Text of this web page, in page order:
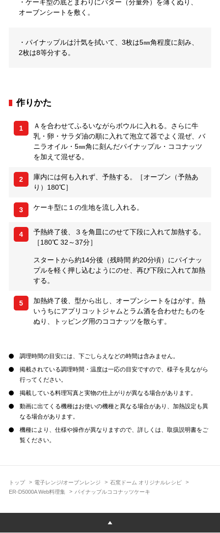
トップ 電子レンジ/オーブンレンジ
石窯ドーム オリジナルレシピ
ER-D5000A Web料理集
パイナップルココナッツケーキ
・ケーキ型の底とまわりにバター（分量外）を薄くぬり、
オーブンシートを敷く。
・パイナップルは汁気を拭いて、3枚は5㎜角程度に刻み、
2枚は8等分する。
作りかた
1
Ａを合わせてふるいながらボウルに入れる。さらに牛
乳・卵・サラダ油の順に入れて泡立て器でよく混ぜ、バ
ニラオイル・5㎜角に刻んだパイナップル・ココナッツ
を加えて混ぜる。
2
庫内には何も入れず、予熱する。［オーブン（予熱あ
り）180℃］
3 ケーキ型に１の生地を流し入れる。
4
予熱終了後、３を角皿にのせて下段に入れて加熱する。
［180℃ 32～37分］
スタートから約14分後（残時間 約20分頃）にパイナッ
プルを軽く押し込むようにのせ、再び下段に入れて加熱
する。
5
加熱終了後、型から出し、オーブンシートをはがす。熱
いうちにアプリコットジャムとラム酒を合わせたものを
ぬり、トッピング用のココナッツを散らす。
調理時間の目安には、下ごしらえなどの時間は含みません。
掲載されている調理時間・温度は一応の目安ですので、様子を見ながら
行ってください。
掲載している料理写真と実物の仕上がりが異なる場合があります。
動画に出てくる機種はお使いの機種と異なる場合があり、加熱設定も異
なる場合があります。
機種により、仕様や操作が異なりますので、詳しくは、取扱説明書をご
覧ください。